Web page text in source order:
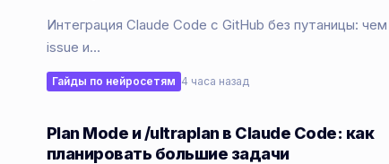
Интеграция Claude Code с GitHub без путаницы:
issue и…
Гайды по нейросетям 4 часа назад
Plan Mode и /ultraplan в Claude Code: как
планировать большие задачи